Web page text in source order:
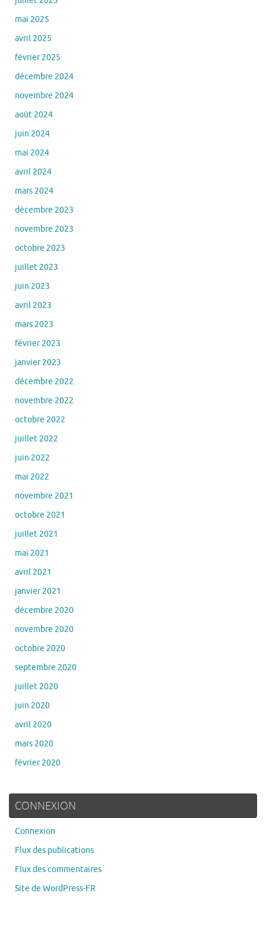
mai 2025
avril 2025
février 2025
décembre 2024
novembre 2024
août 2024
juin 2024
mai 2024
avril 2024
mars 2024
décembre 2023
novembre 2023
octobre 2023
juillet 2023
juin 2023
avril 2023
mars 2023
février 2023
janvier 2023
décembre 2022
novembre 2022
octobre 2022
juillet 2022
juin 2022
mai 2022
novembre 2021
octobre 2021
juillet 2021
mai 2021
avril 2021
janvier 2021
décembre 2020
novembre 2020
octobre 2020
septembre 2020
juillet 2020
juin 2020
avril 2020
mars 2020
février 2020
CONNEXION
Connexion
Flux des publications
Flux des commentaires
Site de WordPress-FR